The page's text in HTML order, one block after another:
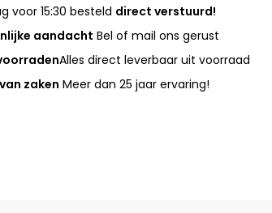
voor 15:30 besteld direct verstuurd!
aandacht Bel of mail ons gerust
Alles direct leverbaar uit voorraad
zaken Meer dan 25 jaar ervaring!